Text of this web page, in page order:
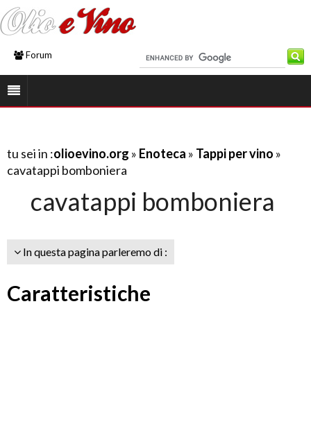
Forum
tu sei in :olioevino.org » Enoteca » Tappi per vino »
cavatappi bomboniera
cavatappi bomboniera
In questa pagina parleremo di :
Caratteristiche